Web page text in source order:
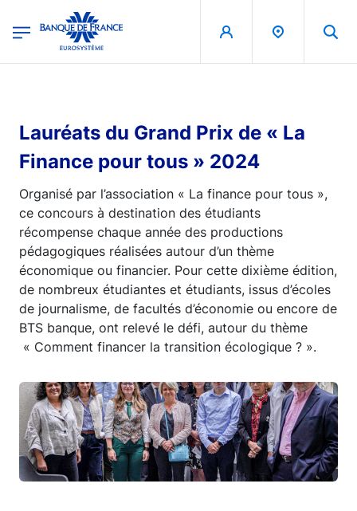
Banque de France - Menu Principal
Lauréats du Grand Prix de « La
Finance pour tous » 2024
Organisé par l’association « La finance pour tous »,
ce concours à destination des étudiants
récompense chaque année des productions
pédagogiques réalisées autour d’un thème
économique ou financier. Pour cette dixième édition,
de nombreux étudiantes et étudiants, issus d’écoles
de journalisme, de facultés d’économie ou encore de
BTS banque, ont relevé le défi, autour du thème
« Comment financer la transition écologique ? ».